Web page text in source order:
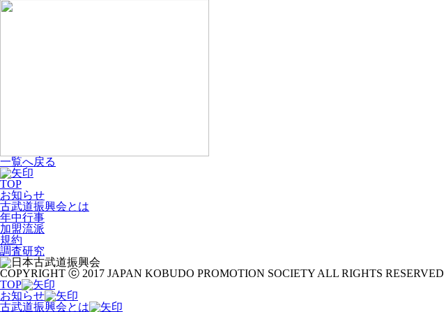
一覧へ戻る
TOP
お知らせ
古武道振興会とは
年中行事
加盟流派
規約
調査研究
COPYRIGHT ⓒ 2017 JAPAN KOBUDO PROMOTION SOCIETY ALL RIGHTS RESERVED
TOP
お知らせ
古武道振興会とは